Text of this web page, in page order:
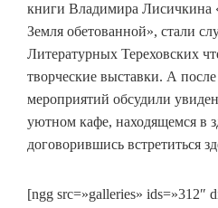
книги Владимира Лисичкина
Земля обетованной», стали
Литературных Тереховских
творческие выставки. А
мероприятий обсудили
уютном кафе, находящемся в
договорившись встретиться
[ngg src=»galleries» ids=»312″